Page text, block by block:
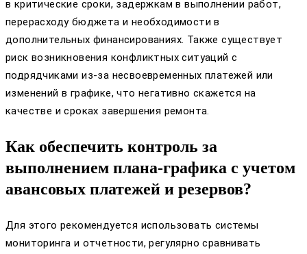
в критические сроки, задержкам в выполнении работ,
перерасходу бюджета и необходимости в
дополнительных финансированиях. Также существует
риск возникновения конфликтных ситуаций с
подрядчиками из-за несвоевременных платежей или
изменений в графике, что негативно скажется на
качестве и сроках завершения ремонта.
Как обеспечить контроль за
выполнением плана-графика с учетом
авансовых платежей и резервов?
Для этого рекомендуется использовать системы
мониторинга и отчетности, регулярно сравнивать